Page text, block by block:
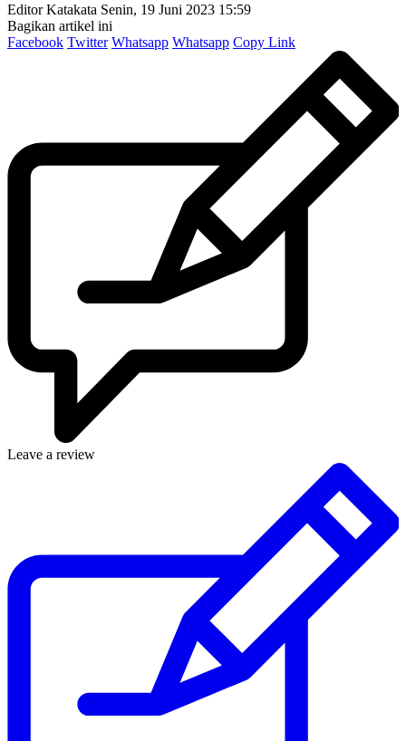
Editor Katakata Senin, 19 Juni 2023 15:59
Bagikan artikel ini
Facebook Twitter Whatsapp Whatsapp Copy Link
Leave a review